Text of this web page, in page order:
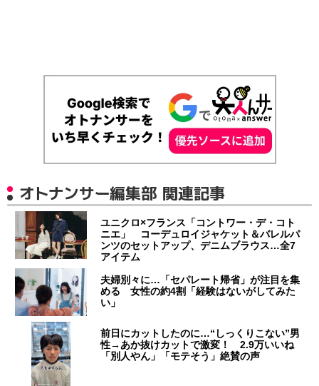
オトナンサー編集部 関連記事
ユニクロ×フランス「コントワー・デ・コト
ニエ」 コーデュロイジャケット＆バレルパ
ンツのセットアップ、デニムブラウス…全7
アイテム
夫婦別々に…「セパレート帰省」が注目を集
める 女性の約4割「経験はないがしてみた
い」
前日にカットしたのに…“しっくりこない”男
性→あか抜けカットで激変！ 2.9万いいね
「別人やん」「モテそう」絶賛の声